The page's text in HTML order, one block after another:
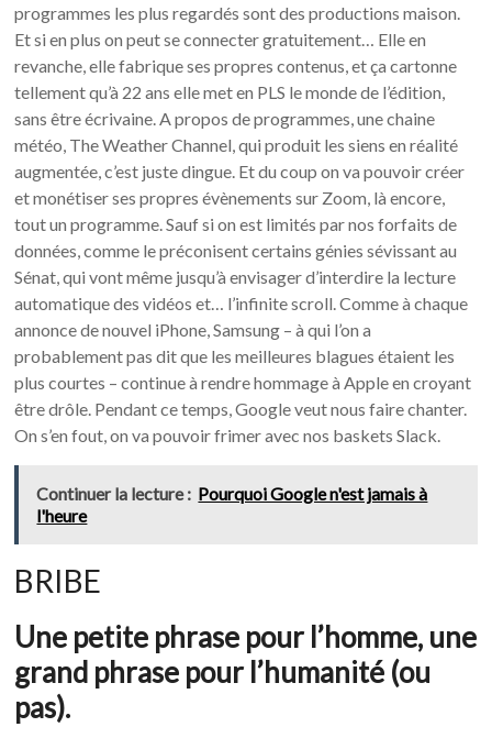
programmes les plus regardés sont des productions maison.
Et si en plus on peut se connecter gratuitement… Elle en
revanche, elle fabrique ses propres contenus, et ça cartonne
tellement qu’à 22 ans elle met en PLS le monde de l’édition,
sans être écrivaine. A propos de programmes, une chaine
météo, The Weather Channel, qui produit les siens en réalité
augmentée, c’est juste dingue. Et du coup on va pouvoir créer
et monétiser ses propres évènements sur Zoom, là encore,
tout un programme. Sauf si on est limités par nos forfaits de
données, comme le préconisent certains génies sévissant au
Sénat, qui vont même jusqu’à envisager d’interdire la lecture
automatique des vidéos et… l’infinite scroll. Comme à chaque
annonce de nouvel iPhone, Samsung – à qui l’on a
probablement pas dit que les meilleures blagues étaient les
plus courtes – continue à rendre hommage à Apple en croyant
être drôle. Pendant ce temps, Google veut nous faire chanter.
On s’en fout, on va pouvoir frimer avec nos baskets Slack.
Continuer la lecture : Pourquoi Google n'est jamais à
l'heure
BRIBE
Une petite phrase pour l’homme, une
grand phrase pour l’humanité (ou
pas).